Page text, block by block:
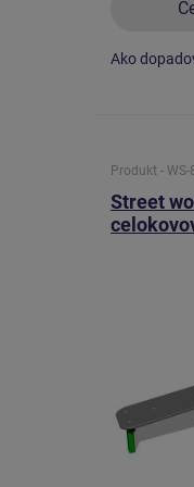
Ako
Produkt -
Street